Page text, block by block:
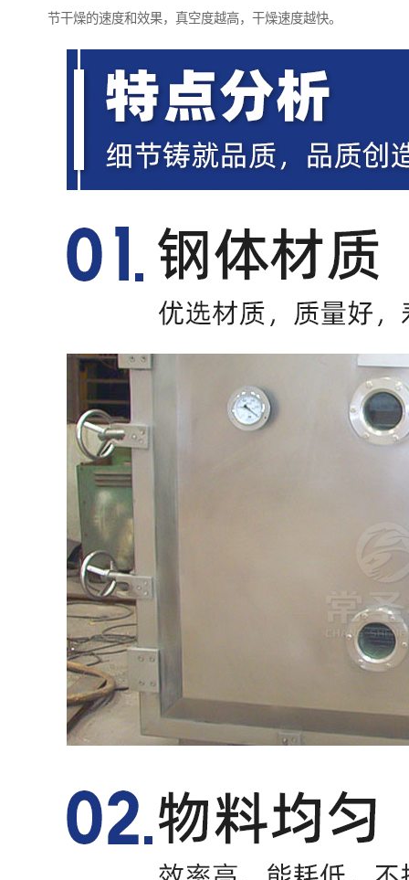
节干燥的速度和效果，真空度越高，干燥速度越快。